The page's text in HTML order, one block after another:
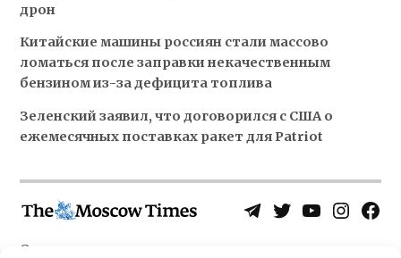
дрон
Китайские машины россиян стали массово
ломаться после заправки некачественным
бензином из-за дефицита топлива
Зеленский заявил, что договорился с США о
ежемесячных поставках ракет для Patriot
Telegram
TwitterYouTubeInstagram
О нас